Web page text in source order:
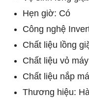
Hẹn giờ: Có
Công nghệ
Chất liệu lồng
Chất liệu vỏ
Chất liệu nắp
Thương hiệu: